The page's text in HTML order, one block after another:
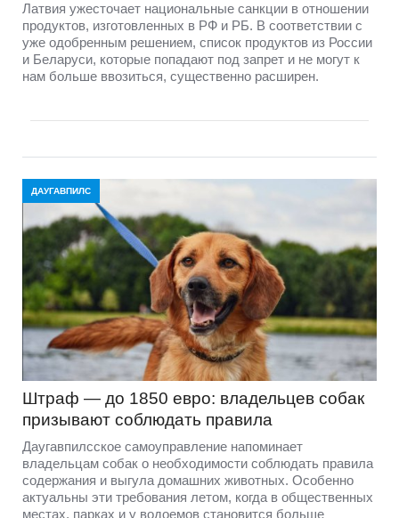
Латвия ужесточает национальные санкции в отношении
продуктов, изготовленных в РФ и РБ. В соответствии с
уже одобренным решением, список продуктов из России
и Беларуси, которые попадают под запрет и не могут к
нам больше ввозиться, существенно расширен.
ДАУГАВПИЛС
Штраф — до 1850 евро: владельцев собак
призывают соблюдать правила
Даугавпилсское самоуправление напоминает
владельцам собак о необходимости соблюдать правила
содержания и выгула домашних животных. Особенно
актуальны эти требования летом, когда в общественных
местах, парках и у водоемов становится больше